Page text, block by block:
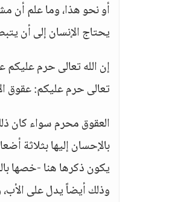
أو نحو هذا، وما علم أن
يحتاج الإنسان إلى أن
تعالى حرم عليكم: عقوق
العقوق محرم سواء كان
بالإحسان إليها بثلاثة
يكون ذكرها هنا -خصها
وذلك أيضاً يدل على الأب،